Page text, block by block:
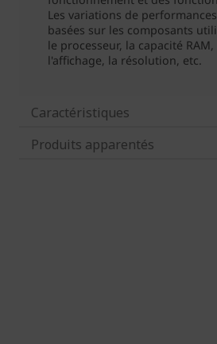
Caractéristiques
Produits apparentés